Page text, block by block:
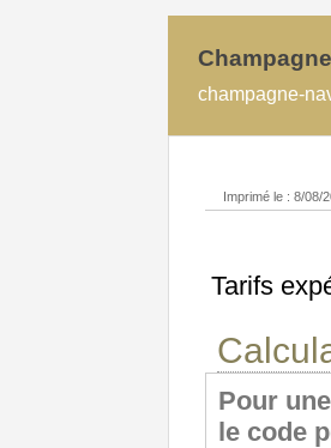
champagne-
Imprimé le : 8/08/
Tarifs
Pour
le code